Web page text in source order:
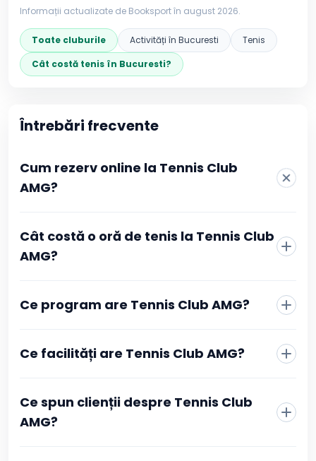
Informații actualizate de Booksport în august 2026.
Toate cluburile Activități în Bucuresti
Tenis
Cât costă tenis în Bucuresti?
Întrebări frecvente
Cum rezerv online la Tennis Club
AMG?
pagina clubului, fără telefon sau mesaje către recepție.
Alegi sportul, vezi programul actualizat în timp real și
aprobată primești imediat o confirmare în contul tău
Booksport și pe adresa de email, cu toate detaliile
Cât costă o oră de tenis la Tennis Club
AMG?
Ce program are Tennis Club AMG?
Ce facilități are Tennis Club AMG?
Ce spun clienții despre Tennis Club
AMG?